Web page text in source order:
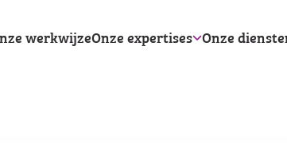
werkwijzeOnze expertises Onze